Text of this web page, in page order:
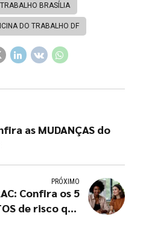
BRASÍLIA
DO TRABALHO DF
as MUDANÇAS do
PRÓXIMO
Confira os 5
de risco que